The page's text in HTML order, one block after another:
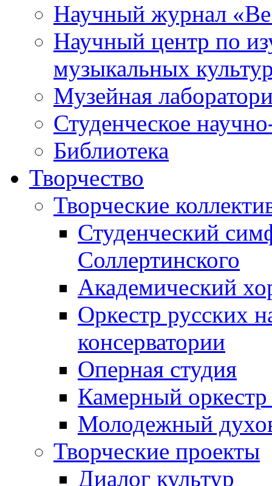
Научный журнал
Научный центр по
музыкальных
Музейная
Студенческое
Библиотека
Творчество
Творческие
Студенческий
Соллертинского
Академический
Оркестр русских
консерватории
Оперная студия
Камерный оркестр
Молодежный
Творческие проекты
Диалог культур